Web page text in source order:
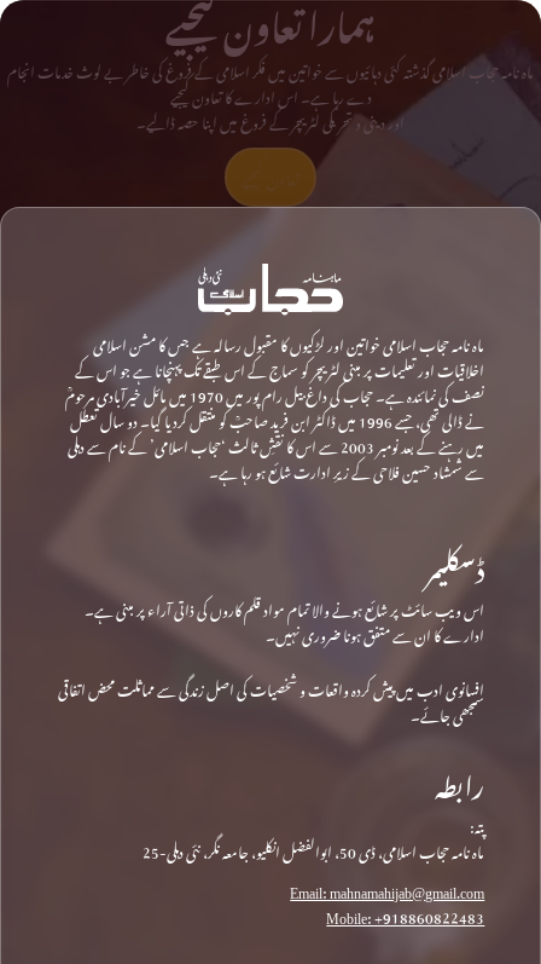
ہمارا تعاون کیجیے
ماہ نامہ حجاب اسلامی گذشتہ کئی دہائیوں سے خواتین میں فکر اسلامی کے فروغ کی خاطر بے لوث خدمات انجام
دے رہا ہے۔ اس ادارے کا تعاون کیجیے
اور دینی و تحریکی لٹریچر کے فروغ میں اپنا حصہ ڈالیے۔
ماہ نامہ حجاب اسلامی خواتین اور لڑکیوں کا مقبول رسالہ ہے جس کا مشن اسلامی
اخلاقیات اور تعلیمات پر مبنی لٹریچر کو سماج کے اس طبقے تک پہنچانا ہے جو اس کے
نصف کی نمائندہ ہے۔ حجاب کی داغ بیل رام پور میں 1970 میں مائل خیرآبادی مرحومؒ
نے ڈالی تھی، جسے 1996 میں ڈاکٹر ابن فرید صاحبؒ کو منتقل کردیا گیا۔ دو سال تعطل
میں رہنے کے بعد نومبر 2003 سے اس کا نقشِ ثالث ‘حجاب اسلامی’ کے نام سے دہلی
سے شمشاد حسین فلاحی کے زیرِ ادارت شائع ہو رہا ہے۔
ڈسکلیمر
اس ویب سائٹ پر شائع ہونے والا تمام مواد قلم کاروں کی ذاتی آراء پر مبنی ہے۔
ادارے کا ان سے متفق ہونا ضروری نہیں۔
افسانوی ادب میں پیش کردہ واقعات و شخصیات کی اصل زندگی سے مماثلت محض اتفاقی
سمجھی جائے۔
رابطہ
پتہ:
ماہ نامہ حجاب اسلامی، ڈی 50، ابوالفضل انکلیو، جامعہ نگر، نئی دہلی-25
Email: mahnamahijab@gmail.com
Mobile: +918860822483